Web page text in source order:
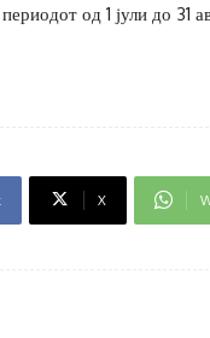
од 1 јули до 31
X